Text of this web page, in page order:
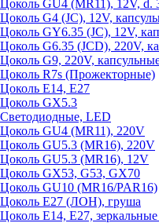
Цоколь GU4 (MR11), 12V, d.
Цоколь G4 (JC), 12V,
Цоколь GY6.35 (JC), 12V,
Цоколь G6.35 (JCD), 220V,
Цоколь G9, 220V,
Цоколь R7s (Прожекторные)
Цоколь E14, E27
Цоколь GX5.3
Светодиодные, LED
Цоколь GU4 (MR11), 220V
Цоколь GU5.3 (MR16), 220V
Цоколь GU5.3 (MR16), 12V
Цоколь GX53, G53, GX70
Цоколь GU10 (MR16/PAR16)
Цоколь Е27 (ЛОН), груша
Цоколь Е14, Е27,